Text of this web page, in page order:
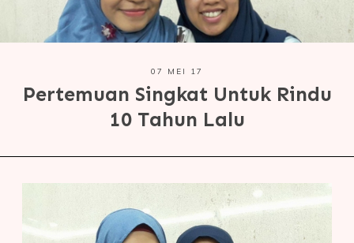
07 MEI 17
Pertemuan Singkat Untuk Rindu
10 Tahun Lalu